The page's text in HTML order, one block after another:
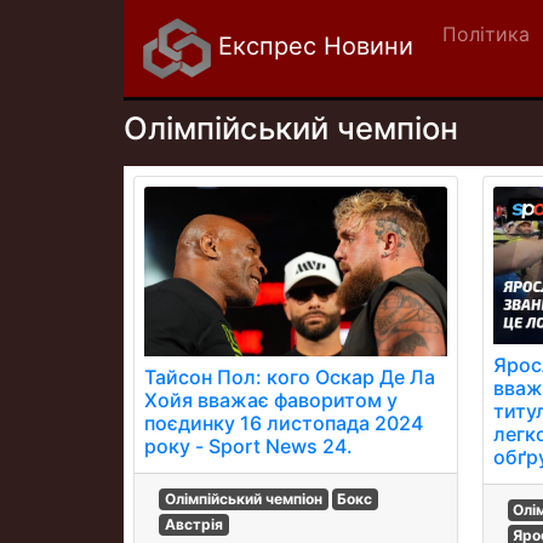
Експрес Новини Політика
Олімпійський чемпіон
Тайсон Пол: кого Оскар Де Ла
Хойя вважає фаворитом у
поєдинку 16 листопада 2024
року - Sport News 24.
Олімпійський чемпіон
Бокс
Австрія